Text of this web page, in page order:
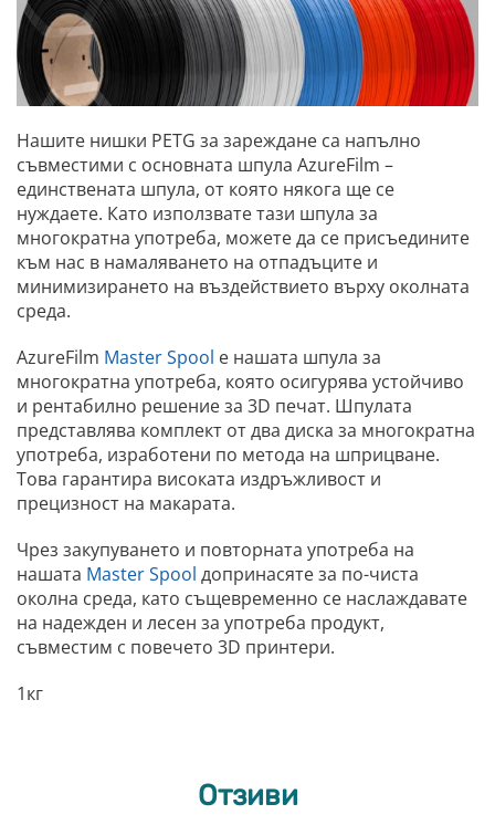
Нашите нишки PETG за зареждане са напълно
съвместими с основната шпула AzureFilm –
единствената шпула, от която някога ще се
нуждаете. Като използвате тази шпула за
многократна употреба, можете да се присъедините
към нас в намаляването на отпадъците и
минимизирането на въздействието върху околната
среда.
AzureFilm Master Spool е нашата шпула за
многократна употреба, която осигурява устойчиво
и рентабилно решение за 3D печат. Шпулата
представлява комплект от два диска за многократна
употреба, изработени по метода на шприцване.
Това гарантира високата издръжливост и
прецизност на макарата.
Чрез закупуването и повторната употреба на
нашата Master Spool допринасяте за по-чиста
околна среда, като същевременно се наслаждавате
на надежден и лесен за употреба продукт,
съвместим с повечето 3D принтери.
1кг
Отзиви